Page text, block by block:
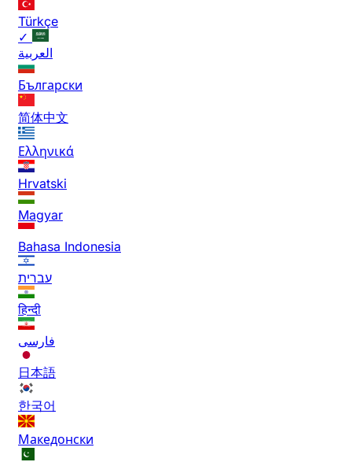
Türkçe
✓
العربية
Български
简体中文
Ελληνικά
Hrvatski
Magyar
Bahasa Indonesia
עברית
हिन्दी
فارسی
日本語
한국어
Македонски